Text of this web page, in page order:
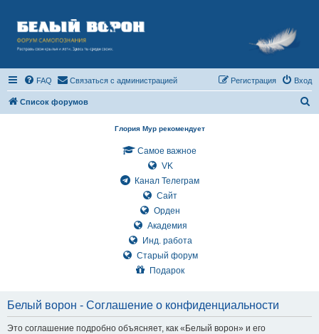
FAQ Связаться с администрацией Вход
Регистрация
Список форумов
Глория Мур рекомендует
Самое важное
VK
Канал Телеграм
Сайт
Орден
Академия
Инд. работа
Старый форум
Подарок
Белый ворон - Соглашение о конфиденциальности
Это соглашение подробно объясняет, как «Белый ворон» и его